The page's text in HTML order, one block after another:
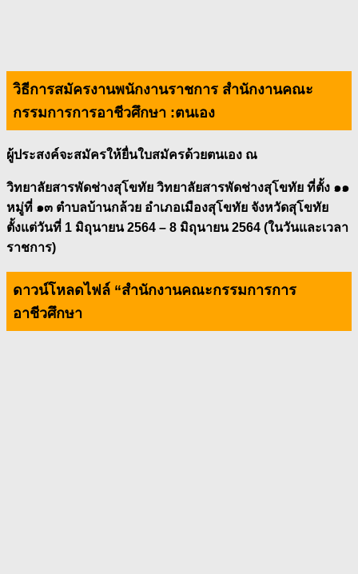
วิธีการสมัครงานพนักงานราชการ สำนักงานคณะ
กรรมการการอาชีวศึกษา :ตนเอง
ผู้ประสงค์จะสมัครให้ยื่นใบสมัครด้วยตนเอง ณ
วิทยาลัยสารพัดช่างสุโขทัย วิทยาลัยสารพัดช่างสุโขทัย ที่ตั้ง ๑๑
หมู่ที่ ๑๓ ตำบลบ้านกล้วย อำเภอเมืองสุโขทัย จังหวัดสุโขทัย
ตั้งแต่วันที่ 1 มิถุนายน 2564 – 8 มิถุนายน 2564 (ในวันและเวลา
ราชการ)
ดาวน์โหลดไฟล์ “สำนักงานคณะกรรมการการ
อาชีวศึกษา